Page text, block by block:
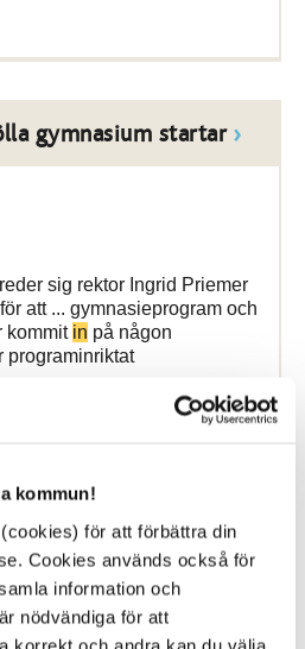
kommun!
för att förbättra din
Cookies används också för
information och
nödvändiga för att
korrekt och andra kan du välja
gymnasium startar
sig rektor Ingrid Priemer
att ... gymnasieprogram och
kommit in på någon
programinriktat